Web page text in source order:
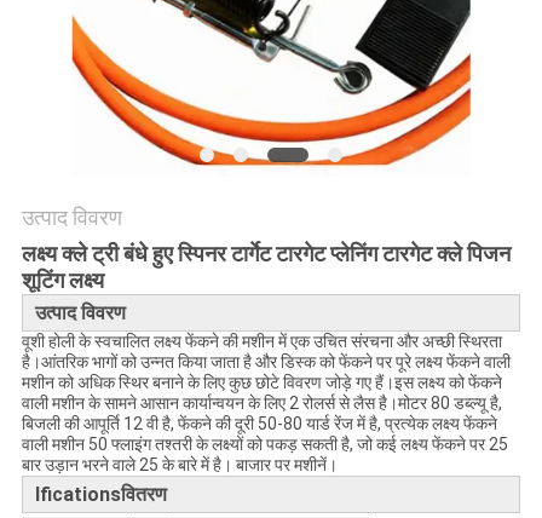
साइटमैप
PRIVACY
उत्पाद विवरण
लक्ष्य क्ले ट्री बंधे हुए स्पिनर टार्गेट टारगेट प्लेनिंग टारगेट क्ले पिजन
शूटिंग लक्ष्य
उत्पाद विवरण
वूशी होली के स्वचालित लक्ष्य फेंकने की मशीन में एक उचित संरचना और अच्छी स्थिरता
है।आंतरिक भागों को उन्नत किया जाता है और डिस्क को फेंकने पर पूरे लक्ष्य फेंकने वाली
मशीन को अधिक स्थिर बनाने के लिए कुछ छोटे विवरण जोड़े गए हैं।इस लक्ष्य को फेंकने
वाली मशीन के सामने आसान कार्यान्वयन के लिए 2 रोलर्स से लैस है।मोटर 80 डब्ल्यू है,
बिजली की आपूर्ति 12 वी है, फेंकने की दूरी 50-80 यार्ड रेंज में है, प्रत्येक लक्ष्य फेंकने
वाली मशीन 50 फ्लाइंग तश्तरी के लक्ष्यों को पकड़ सकती है, जो कई लक्ष्य फेंकने पर 25
बार उड़ान भरने वाले 25 के बारे में है। बाजार पर मशीनें।
Ificationsवितरण